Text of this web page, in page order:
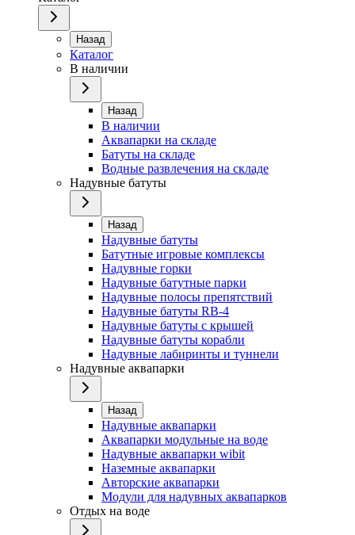
Назад
Каталог
В наличии
Назад
В наличии
Аквапарки на складе
Батуты на складе
Водные развлечения на складе
Надувные батуты
Назад
Надувные батуты
Батутные игровые комплексы
Надувные горки
Надувные батутные парки
Надувные полосы препятствий
Надувные батуты RB-4
Надувные батуты с крышей
Надувные батуты корабли
Надувные лабиринты и туннели
Надувные аквапарки
Назад
Надувные аквапарки
Аквапарки модульные на воде
Надувные аквапарки wibit
Наземные аквапарки
Авторские аквапарки
Модули для надувных аквапарков
Отдых на воде